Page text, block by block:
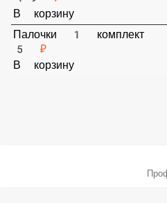
Васаби 10 г.
19 ₽
В корзину
Палочки 1 комплект